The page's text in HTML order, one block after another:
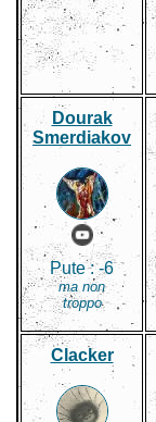
Dourak
Smerdiakov
Pute :-6
ma non
troppo
Clacker